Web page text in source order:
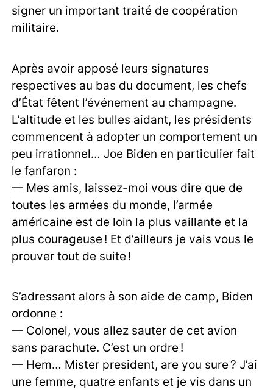
signer un important traité de coopération
militaire.
Après avoir apposé leurs signatures
respectives au bas du document, les chefs
d’État fêtent l’événement au champagne.
L’altitude et les bulles aidant, les présidents
commencent à adopter un comportement un
peu irrationnel… Joe Biden en particulier fait
le fanfaron :
— Mes amis, laissez-moi vous dire que de
toutes les armées du monde, l’armée
américaine est de loin la plus vaillante et la
plus courageuse ! Et d’ailleurs je vais vous le
prouver tout de suite !
S’adressant alors à son aide de camp, Biden
ordonne :
— Colonel, vous allez sauter de cet avion
sans parachute. C’est un ordre !
— Hem… Mister president, are you sure ? J’ai
une femme, quatre enfants et je vis dans un